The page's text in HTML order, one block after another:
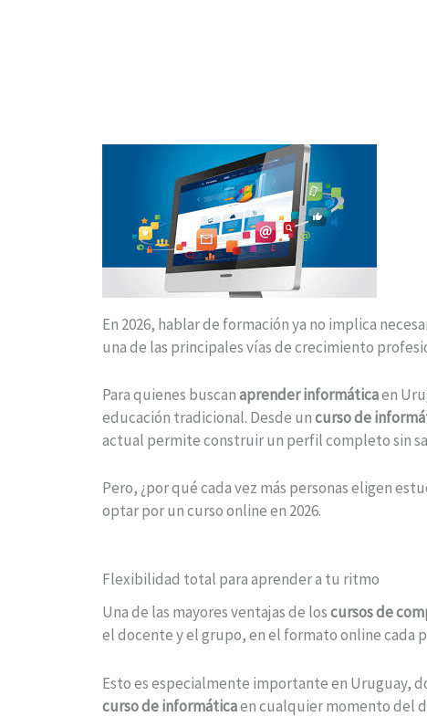
En 2026, hablar de formación ya no implica
una de las principales vías de crecimiento
Para quienes buscanaprender informáticaen
educación tradicional. Desde uncurso de
actual permite construir un perfil completo sin
Pero, ¿por qué cada vez más personas eligen
optar por un curso online en 2026.
Flexibilidad total para aprender a tu ritmo
Una de las mayores ventajas de loscursos de
el docente y el grupo, en el formato online cada
Esto es especialmente importante en Uruguay,
curso de informáticaen cualquier momento del